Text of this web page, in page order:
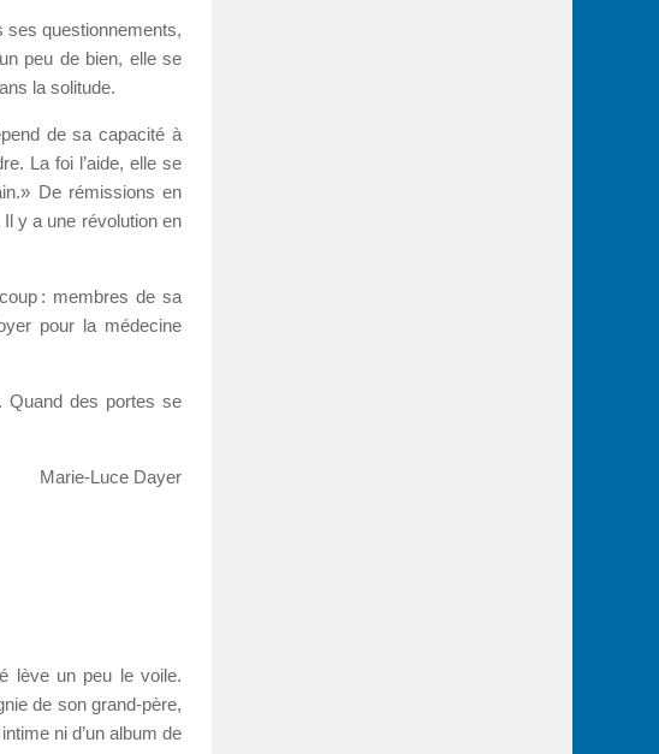
ses questionnements,
peu de bien, elle se
la solitude.
de sa capacité à
La foi l’aide, elle se
De rémissions en
y a une révolution en
: membres de sa
pour la médecine
Quand des portes se
Marie-Luce Dayer
lève un peu le voile.
de son grand-père,
ni d’un album de